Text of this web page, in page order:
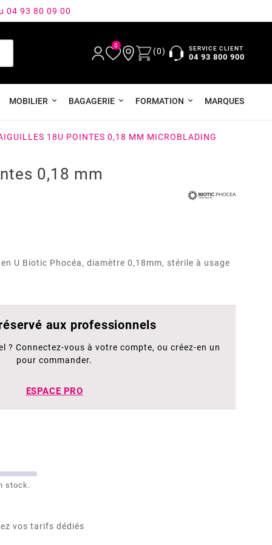
04 93 80 09 00
0
(0) SERVICE CLIENT
04 93 800 900
MOBILIER BAGAGERIE FORMATION MARQUES
18U POINTES 0,18 MM MICROBLADING
0,18 mm
U Biotic Phocéa, diamètre 0,18mm, stérile à usage
aux professionnels
? Connectez-vous à votre compte, ou créez-en un
pour commander.
ESPACE PRO
stock.
vos tarifs dédiés